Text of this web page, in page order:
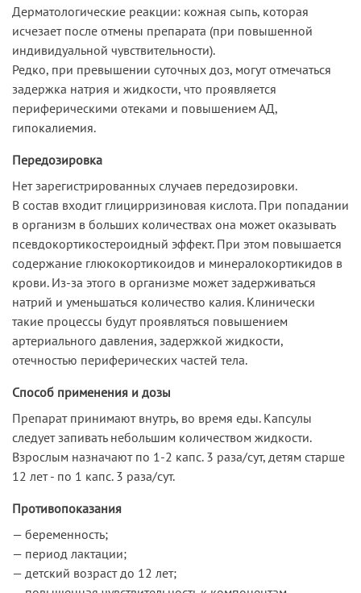
Дерматологические реакции: кожная сыпь, которая
исчезает после отмены препарата (при повышенной
индивидуальной чувствительности).
Редко, при превышении суточных доз, могут отмечаться
задержка натрия и жидкости, что проявляется
периферическими отеками и повышением АД,
гипокалиемия.
Передозировка
Нет зарегистрированных случаев передозировки.
В состав входит глицирризиновая кислота. При попадании
в организм в больших количествах она может оказывать
псевдокортикостероидный эффект. При этом повышается
содержание глюкокортикоидов и минералокортикидов в
крови. Из-за этого в организме может задерживаться
натрий и уменьшаться количество калия. Клинически
такие процессы будут проявляться повышением
артериального давления, задержкой жидкости,
отечностью периферических частей тела.
Способ применения и дозы
Препарат принимают внутрь, во время еды. Капсулы
следует запивать небольшим количеством жидкости.
Взрослым назначают по 1-2 капс. 3 раза/сут, детям старше
12 лет - по 1 капс. 3 раза/сут.
Противопоказания
— беременность;
— период лактации;
— детский возраст до 12 лет;